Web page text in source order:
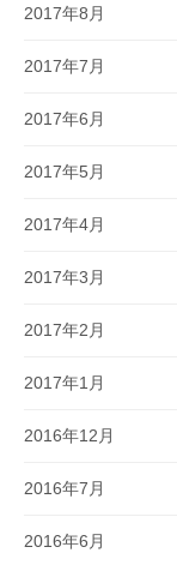
2017年8月
2017年7月
2017年6月
2017年5月
2017年4月
2017年3月
2017年2月
2017年1月
2016年12月
2016年7月
2016年6月